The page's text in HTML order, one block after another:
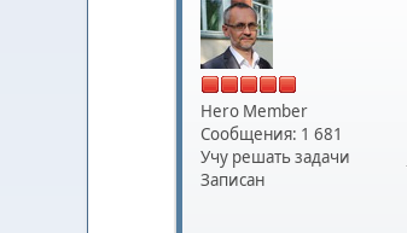
Hero Member
Сообщения: 1 681
Учу решать задачи
Записан